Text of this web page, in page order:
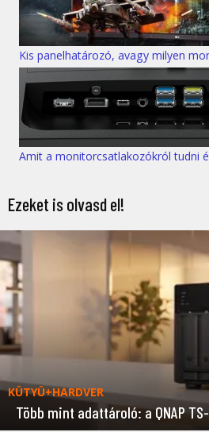
Kis panelhatározó, avagy milyen
Amit a monitorcsatlakozókról tudni
Ezeket is olvasd el!
KÜTYÜ+HARDVER
Több mint adattároló: a QNAP